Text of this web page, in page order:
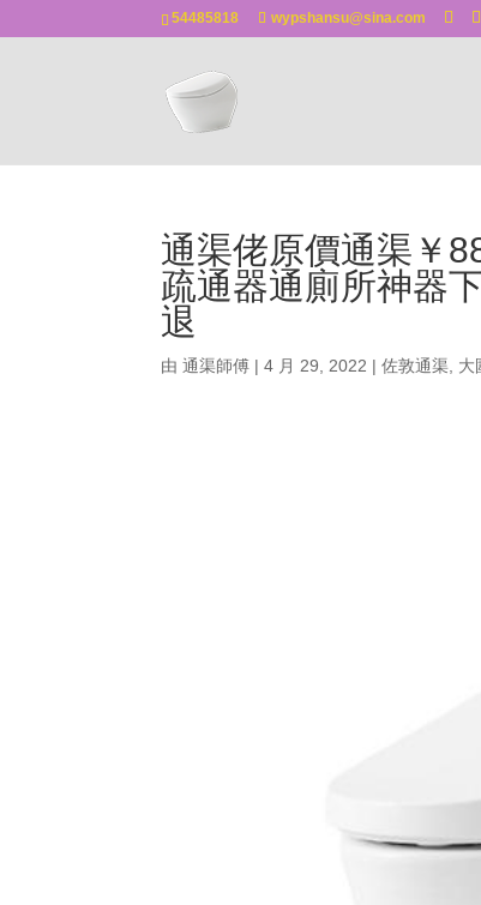
54485818 wypshansu@sina.com
通渠佬原價通渠￥
疏通器通廁所神器
退
由通渠師傅 |4 月 29, 2022 |佐敦通渠 大